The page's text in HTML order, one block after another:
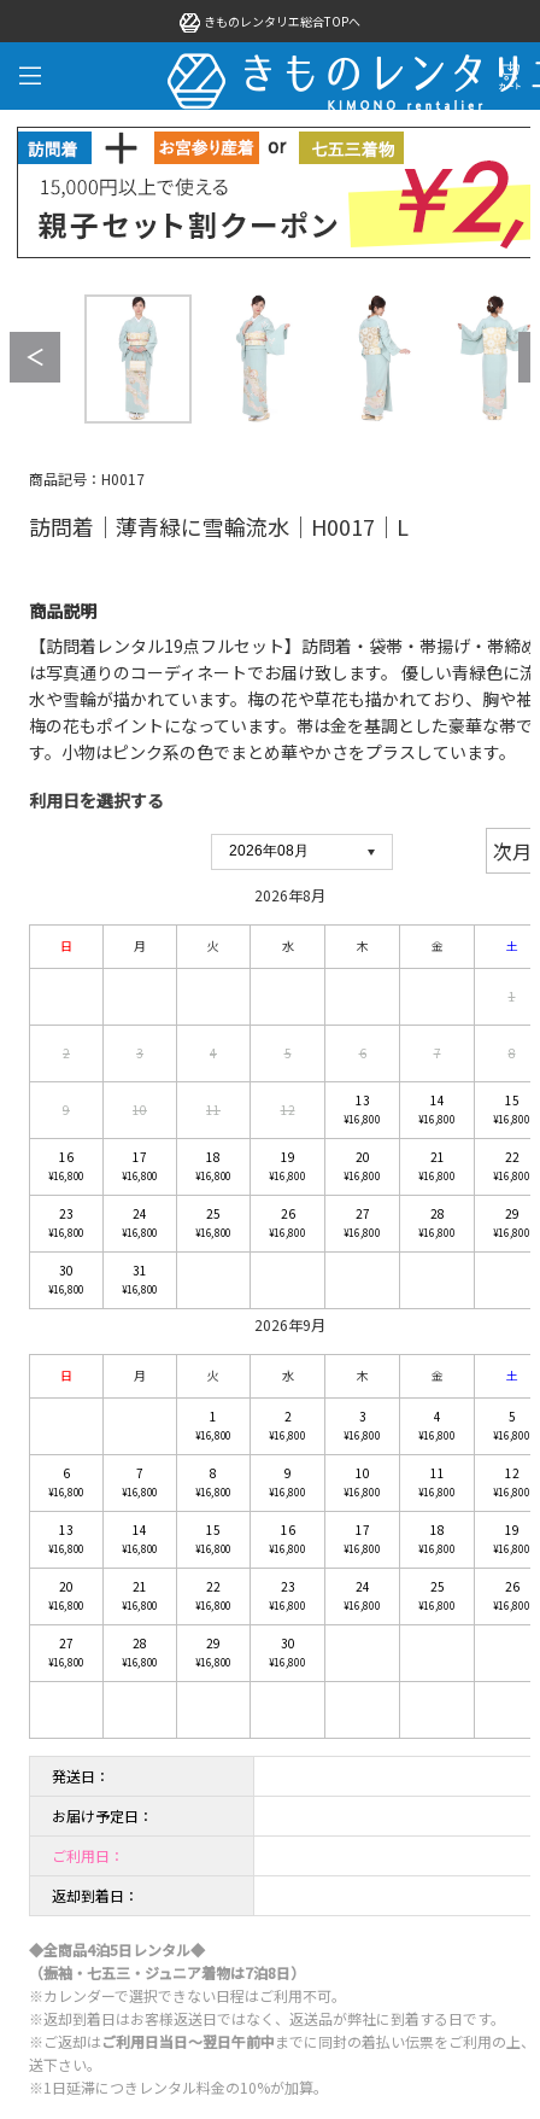
きものレンタリエ総合TOPへ
商品記号：H0017
訪問着｜薄青緑に雪輪流水｜H0017｜L
商品説明
【訪問着レンタル19点フルセット】訪問着・袋帯・帯揚げ・帯締め
は写真通りのコーディネートでお届け致します。 優しい青緑色に流
水や雪輪が描かれています。梅の花や草花も描かれており、胸や袖
梅の花もポイントになっています。帯は金を基調とした豪華な帯で
す。小物はピンク系の色でまとめ華やかさをプラスしています。
利用日を選択する
2026年8月
日 月 火 水 木 金 土
1
2 3 4 5 6 7 8
9 10 11 12
13
¥16,800
14
¥16,800
15
¥16,800
16
¥16,800
17
¥16,800
18
¥16,800
19
¥16,800
20
¥16,800
21
¥16,800
22
¥16,800
23
¥16,800
24
¥16,800
25
¥16,800
26
¥16,800
27
¥16,800
28
¥16,800
29
¥16,800
30
¥16,800
31
¥16,800
2026年9月
日 月 火 水 木 金 土
1
¥16,800
2
¥16,800
3
¥16,800
4
¥16,800
5
¥16,800
6
¥16,800
7
¥16,800
8
¥16,800
9
¥16,800
10
¥16,800
11
¥16,800
12
¥16,800
13
¥16,800
14
¥16,800
15
¥16,800
16
¥16,800
17
¥16,800
18
¥16,800
19
¥16,800
20
¥16,800
21
¥16,800
22
¥16,800
23
¥16,800
24
¥16,800
25
¥16,800
26
¥16,800
27
¥16,800
28
¥16,800
29
¥16,800
30
¥16,800
発送日：
お届け予定日：
ご利用日：
返却到着日：
◆全商品4泊5日レンタル◆
（振袖・七五三・ジュニア着物は7泊8日）
※カレンダーで選択できない日程はご利用不可。
※返却到着日はお客様返送日ではなく、返送品が弊社に到着する日です。
※ご返却はご利用日当日〜翌日午前中までに同封の着払い伝票をご利用の上、
送下さい。
※1日延滞につきレンタル料金の10%が加算。